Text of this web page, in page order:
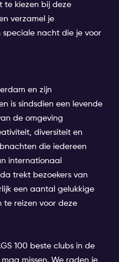
te kiezen bij deze
verzamel je
speciale nacht die je voor
en zijn
is sindsdien een levende
de omgeving
diversiteit en
die iedereen
internationaal
trekt bezoekers van
een aantal gelukkige
te reizen voor deze
100 beste clubs in de
missen. We raden je